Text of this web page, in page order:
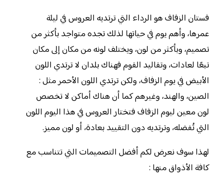
فستان الزفاف هو الرداء التي ترتديه العروس في ليلة
عمرها، وأهم يوم في حياتها لذلك تجده متواجد بأكثر من
تصميم، وبأكثر من لون، ويختلف لونه من مكان إلى مكان
تبعًا لعادات، وتقاليد القوم فهناك بلدان لا ترتدي اللون
الأبيض في يوم الزفاف، ولكن ترتدي اللون الأحمر مثل :
الصين، والهند، وغيرهم كما أن هناك أماكن لا تخصص
لون معين ليوم الزفاف فتختار العروس في هذا اليوم اللون
التي تُفضله، وترتديه دون التقييد بعادة، أو لون مميز.
لهذا سوف نعرض لكم أفضل التصميمات التي تتناسب مع
كافة الأذواق منها :